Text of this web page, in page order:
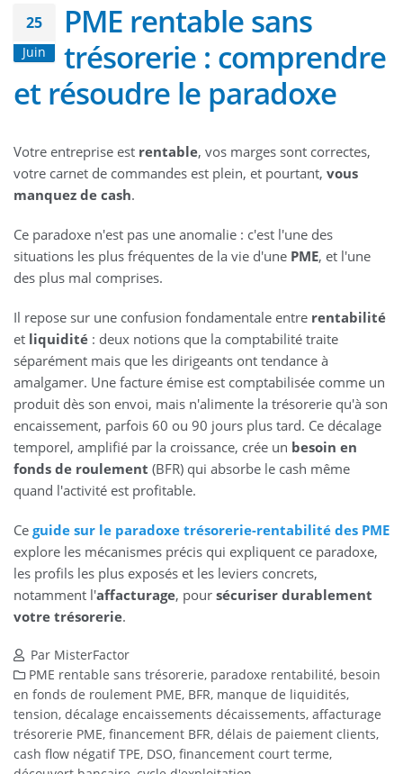
25
Juin
PME rentable sans
trésorerie : comprendre
et résoudre le paradoxe
Votre entreprise est rentable, vos marges sont correctes,
votre carnet de commandes est plein, et pourtant, vous
manquez de cash.
Ce paradoxe n'est pas une anomalie : c'est l'une des
situations les plus fréquentes de la vie d'une PME, et l'une
des plus mal comprises.
Il repose sur une confusion fondamentale entre rentabilité
et liquidité : deux notions que la comptabilité traite
séparément mais que les dirigeants ont tendance à
amalgamer. Une facture émise est comptabilisée comme un
produit dès son envoi, mais n'alimente la trésorerie qu'à son
encaissement, parfois 60 ou 90 jours plus tard. Ce décalage
temporel, amplifié par la croissance, crée un besoin en
fonds de roulement (BFR) qui absorbe le cash même
quand l'activité est profitable.
Ce guide sur le paradoxe trésorerie-rentabilité des PME
explore les mécanismes précis qui expliquent ce paradoxe,
les profils les plus exposés et les leviers concrets,
notamment l'affacturage, pour sécuriser durablement
votre trésorerie.
Par MisterFactor
PME rentable sans trésorerie, paradoxe rentabilité, besoin
en fonds de roulement PME, BFR, manque de liquidités,
tension, décalage encaissements décaissements, affacturage
trésorerie PME, financement BFR, délais de paiement clients,
cash flow négatif TPE, DSO, financement court terme,